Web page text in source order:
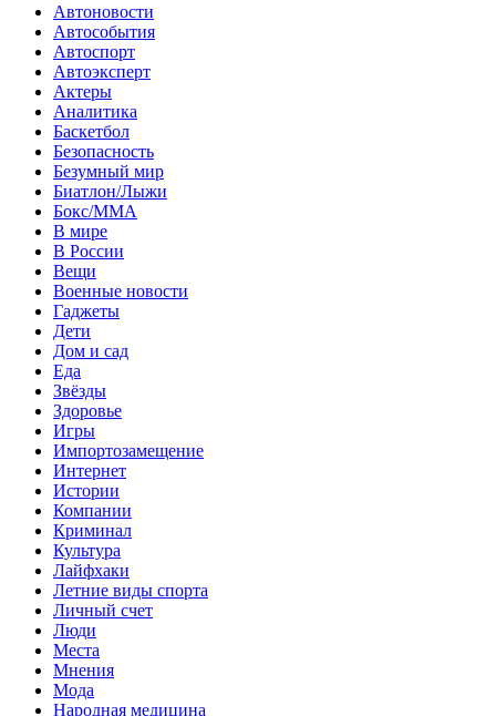
Автоновости
Автособытия
Автоспорт
Автоэксперт
Актеры
Аналитика
Баскетбол
Безопасность
Безумный мир
Биатлон/Лыжи
Бокс/MMA
В мире
В России
Вещи
Военные новости
Гаджеты
Дети
Дом и сад
Еда
Звёзды
Здоровье
Игры
Импортозамещение
Интернет
Истории
Компании
Криминал
Культура
Лайфхаки
Летние виды спорта
Личный счет
Люди
Места
Мнения
Мода
Народная медицина